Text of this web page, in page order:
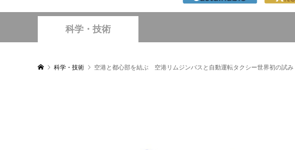
科学・技術
科学・技術 空港と都心部を結ぶ 空港リムジンバスと自動運転タクシー世界初の試み